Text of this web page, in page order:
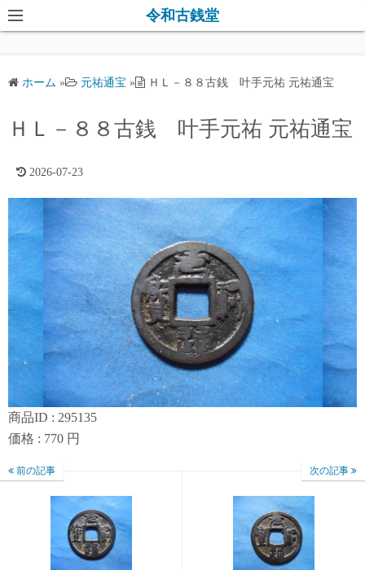
コ
ン
プ
令和古銭堂
ホーム » 元祐通宝 » ＨＬ－８８古銭 叶手元祐 元祐通宝
ＨＬ－８８古銭 叶手元祐 元祐通宝
2026-07-23
商品ID : 295135
価格 : 770 円
前の記事 次の記事